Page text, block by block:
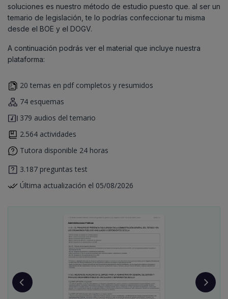
soluciones es nuestro método de estudio puesto que. al ser un
temario de legislación, te lo podrías confeccionar tu misma
desde el BOE y el DOGV.
A continuación podrás ver el material que incluye nuestra
plataforma:
20 temas en pdf completos y resumidos
74 esquemas
379 audios del temario
2.564 actividades
Tutora disponible 24 horas
3.187 preguntas test
Última actualización el 05/08/2026